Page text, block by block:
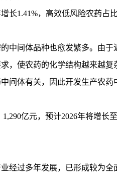
长1.41%，高效低风险农药占
中间体品种也愈发繁多。由于
，使农药的化学结构越来越复
间体有关，因此开发生产农药
亿元，预计2026年将增长至
经过多年发展，已形成较为全